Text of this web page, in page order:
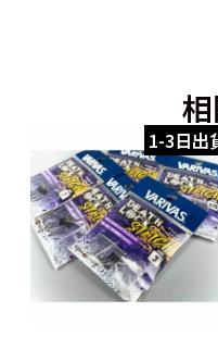
1-3日出